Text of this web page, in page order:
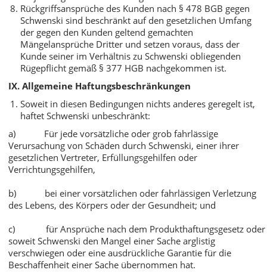
Rückgriffsansprüche des Kunden nach § 478 BGB gegen
Schwenski sind beschränkt auf den gesetzlichen Umfang
der gegen den Kunden geltend gemachten
Mängelansprüche Dritter und setzen voraus, dass der
Kunde seiner im Verhältnis zu Schwenski obliegenden
Rügepflicht gemäß § 377 HGB nachgekommen ist.
IX. Allgemeine Haftungsbeschränkungen
Soweit in diesen Bedingungen nichts anderes geregelt ist,
haftet Schwenski unbeschränkt:
a) Für jede vorsätzliche oder grob fahrlässige
Verursachung von Schäden durch Schwenski, einer ihrer
gesetzlichen Vertreter, Erfüllungsgehilfen oder
Verrichtungsgehilfen,
b) bei einer vorsätzlichen oder fahrlässigen Verletzung
des Lebens, des Körpers oder der Gesundheit; und
c) für Ansprüche nach dem Produkthaftungsgesetz oder
soweit Schwenski den Mangel einer Sache arglistig
verschwiegen oder eine ausdrückliche Garantie für die
Beschaffenheit einer Sache übernommen hat.